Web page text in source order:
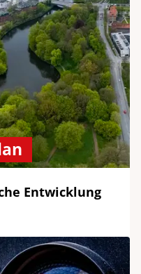
Entwicklung